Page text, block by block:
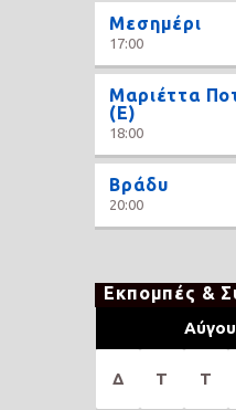
Μεσημέρι
17:00
Μαριέττα
(Ε)
18:00
Βράδυ
20:00
Εκπομπές &
Δ Τ Τ